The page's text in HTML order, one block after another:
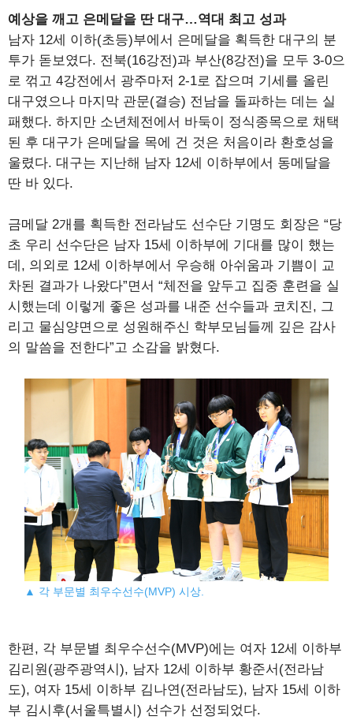
예상을 깨고 은메달을 딴 대구…역대 최고 성과
남자 12세 이하(초등)부에서 은메달을 획득한 대구의 분
투가 돋보였다. 전북(16강전)과 부산(8강전)을 모두 3-0으
로 꺾고 4강전에서 광주마저 2-1로 잡으며 기세를 올린
대구였으나 마지막 관문(결승) 전남을 돌파하는 데는 실
패했다. 하지만 소년체전에서 바둑이 정식종목으로 채택
된 후 대구가 은메달을 목에 건 것은 처음이라 환호성을
울렸다. 대구는 지난해 남자 12세 이하부에서 동메달을
딴 바 있다.
금메달 2개를 획득한 전라남도 선수단 기명도 회장은 “당
초 우리 선수단은 남자 15세 이하부에 기대를 많이 했는
데, 의외로 12세 이하부에서 우승해 아쉬움과 기쁨이 교
차된 결과가 나왔다”면서 “체전을 앞두고 집중 훈련을 실
시했는데 이렇게 좋은 성과를 내준 선수들과 코치진, 그
리고 물심양면으로 성원해주신 학부모님들께 깊은 감사
의 말씀을 전한다”고 소감을 밝혔다.
▲ 각 부문별 최우수선수(MVP) 시상.
한편, 각 부문별 최우수선수(MVP)에는 여자 12세 이하부
김리원(광주광역시), 남자 12세 이하부 황준서(전라남
도), 여자 15세 이하부 김나연(전라남도), 남자 15세 이하
부 김시후(서울특별시) 선수가 선정되었다.